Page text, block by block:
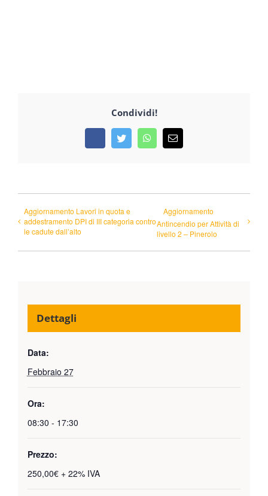
Condividi!
FacebookTwitterWhatsApp
Email
Aggiornamento Lavori in quota e
addestramento DPI di III categoria contro
le cadute dall’alto
Aggiornamento
Antincendio per Attività di
livello 2 – Pinerolo
Dettagli
Data:
Febbraio 27
Ora:
08:30 - 17:30
Prezzo:
250,00€ + 22% IVA